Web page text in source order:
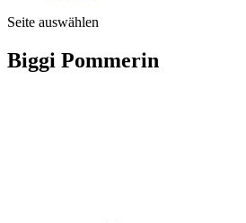
Seite auswählen
Biggi Pommerin